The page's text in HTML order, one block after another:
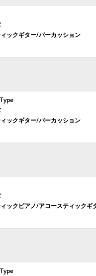
ックギター/パーカッション
ックギター/パーカッション
ックピアノ/アコースティックギ